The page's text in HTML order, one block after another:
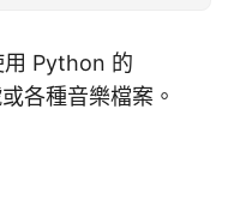
Python 的
各種音樂檔案。